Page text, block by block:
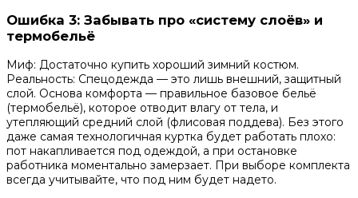
Ошибка 3: Забывать про «систему слоёв» и
термобельё
Миф: Достаточно купить хороший зимний костюм.
Реальность: Спецодежда — это лишь внешний, защитный
слой. Основа комфорта — правильное базовое бельё
(термобельё), которое отводит влагу от тела, и
утепляющий средний слой (флисовая поддева). Без этого
даже самая технологичная куртка будет работать плохо:
пот накапливается под одеждой, а при остановке
работника моментально замерзает. При выборе комплекта
всегда учитывайте, что под ним будет надето.